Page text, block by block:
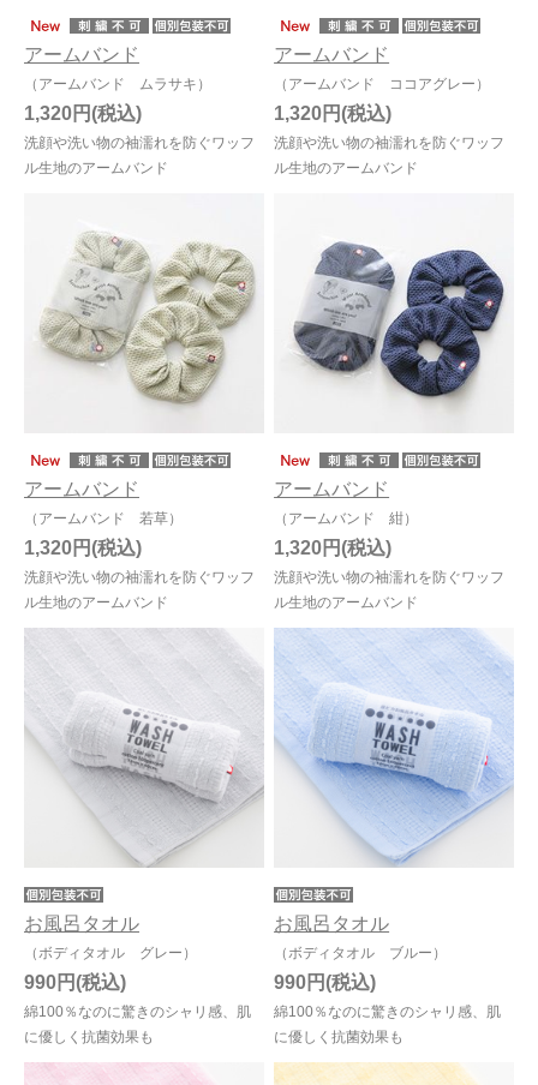
アームバンド
（アームバンド ムラサキ）
洗顔や洗い物の袖濡れを防ぐワッフ
ル生地のアームバンド
1,320円
アームバンド
（アームバンド ココアグレー）
洗顔や洗い物の袖濡れを防ぐワッフ
ル生地のアームバンド
1,320円
アームバンド
（アームバンド 若草）
洗顔や洗い物の袖濡れを防ぐワッフ
ル生地のアームバンド
1,320円
アームバンド
（アームバンド 紺）
洗顔や洗い物の袖濡れを防ぐワッフ
ル生地のアームバンド
1,320円
お風呂タオル
（ボディタオル グレー）
綿100％なのに驚きのシャリ感、肌
に優しく抗菌効果も
990円
お風呂タオル
（ボディタオル ブルー）
綿100％なのに驚きのシャリ感、肌
に優しく抗菌効果も
990円